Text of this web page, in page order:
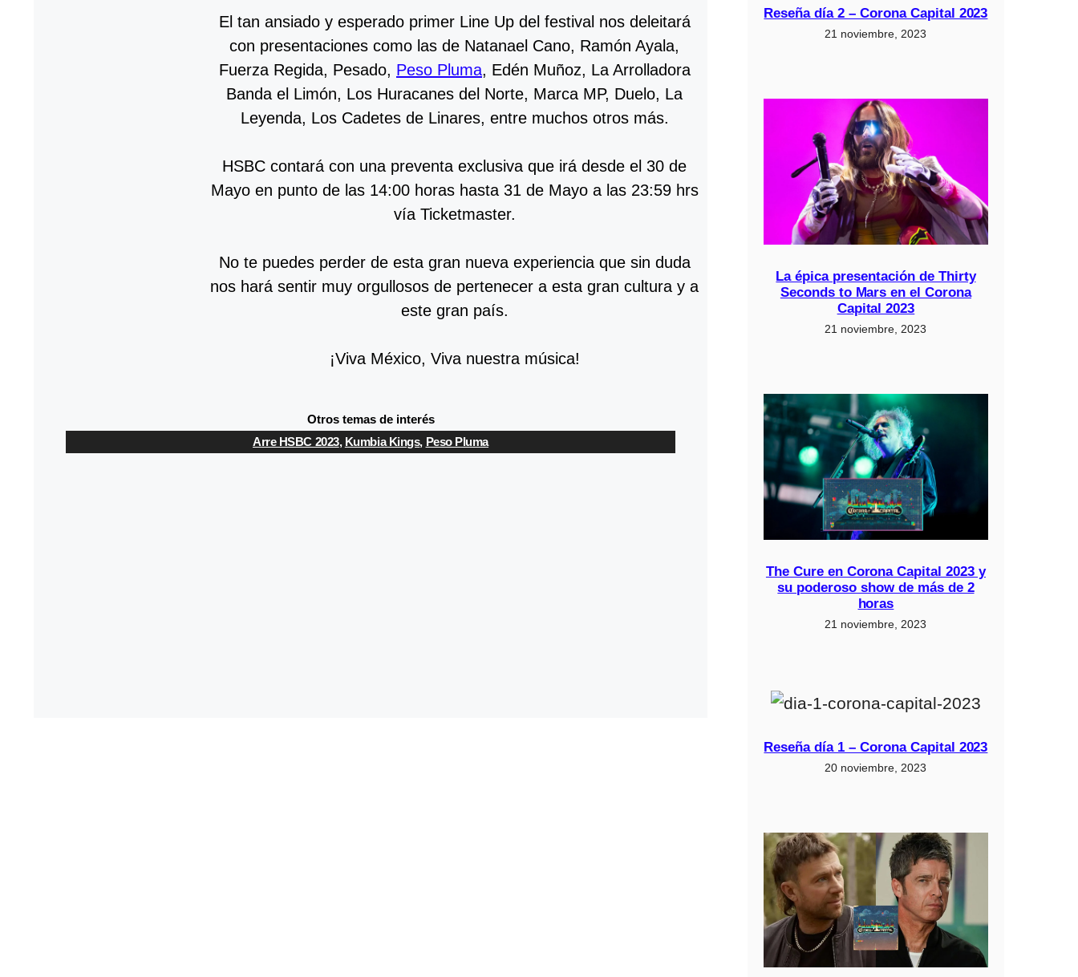
El tan ansiado y esperado primer Line Up del festival nos deleitará
con presentaciones como las de Natanael Cano, Ramón Ayala,
Fuerza Regida, Pesado, Peso Pluma, Edén Muñoz, La Arrolladora
Banda el Limón, Los Huracanes del Norte, Marca MP, Duelo, La
Leyenda, Los Cadetes de Linares, entre muchos otros más.
HSBC contará con una preventa exclusiva que irá desde el 30 de
Mayo en punto de las 14:00 horas hasta 31 de Mayo a las 23:59 hrs
vía Ticketmaster.
No te puedes perder de esta gran nueva experiencia que sin duda
nos hará sentir muy orgullosos de pertenecer a esta gran cultura y a
este gran país.
¡Viva México, Viva nuestra música!
Otros temas de interés
Arre HSBC 2023, Kumbia Kings, Peso Pluma
Reseña día 2 – Corona Capital 2023
21 noviembre, 2023
La épica presentación de Thirty
Seconds to Mars en el Corona
Capital 2023
21 noviembre, 2023
The Cure en Corona Capital 2023 y
su poderoso show de más de 2
horas
21 noviembre, 2023
Reseña día 1 – Corona Capital 2023
20 noviembre, 2023